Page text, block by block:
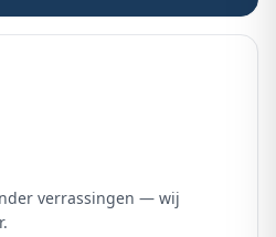
verrassingen — wij